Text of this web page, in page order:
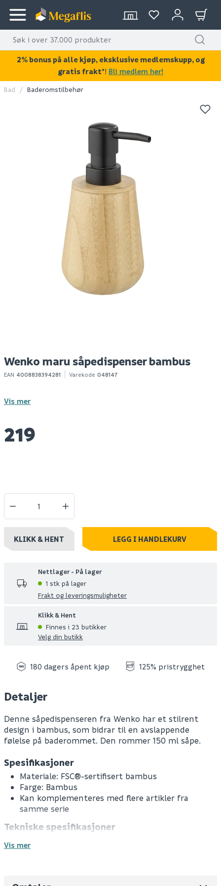
House rio black enkel
Wenko maru
toalettbørste bambus
319
Bad Baderomstilbehør
Wenko maru såpedispenser bambus
EAN 4008838394281 Varekode 048147
Vis mer
219
KLIKK & HENT LEGG I HANDLEKURV
Nettlager - På lager
1 stk på lager
Frakt og leveringsmuligheter
Klikk & Hent
Finnes i 23 butikker
Velg din butikk
180 dagers åpent kjøp 125% pristrygghet
Detaljer
Denne såpedispenseren fra Wenko har et stilrent
design i bambus, som bidrar til en avslappende
følelse på baderommet. Den rommer 150 ml såpe.
Spesifikasjoner
Materiale: FSC®-sertifisert bambus
Farge: Bambus
Kan komplementeres med flere artikler fra
samme serie
Tekniske spesifikasjoner
Volum: 150 ml
Vis mer
2% bonus på alle kjøp, eksklusive medlemskupp, og
gratis frakt*! Bli medlem her!